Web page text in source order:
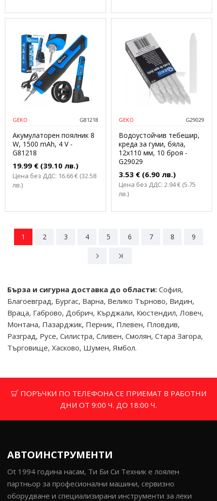
Бърза и сигурна доставка до области: София,
Благоевград, Бургас, Варна, Велико Търново, Видин,
Враца, Габрово, Добрич, Кърджали, Кюстендил, Ловеч,
Монтана, Пазарджик, Перник, Плевен, Пловдив,
Разград, Русе, Силистра, Сливен, Смолян, Стара Загора,
Търговище, Хасково, Шумен, Ямбол.
GEKO G81218
Акумулаторен поялник 8
W, 1500 mAh, 4 V -
G81218
19.99 € (39.10 лв.)
Цена без ДДС: 16.66 € (32.58
лв.)
GEKO G29029
Водоустойчив тебешир,
креда за гуми, бяла,
12x110 мм, 10 броя -
G29029
3.53 € (6.90 лв.)
Цена без ДДС: 2.94 € (5.75
лв.)
1 2 3 4 5 6 7 8 9
ПОРЪЧКИ ПО ТЕЛЕФОНА СЕ ПРИЕМАТ В РАБОТНИ
ДНИ ОТ 9:00 Ч. ДО 18:00 Ч.
АВТОИНСТРУМЕНТИ
Ot 1994 година насам, Ти Би Си Техник е лоялен
партньор за професионални машини, сервизно
оборудване и специализирани инструменти за леки